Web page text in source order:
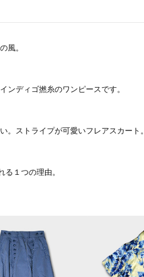
風。
ンディゴ撚糸のワンピースです。
。ストライプが可愛いフレアスカート。
１つの理由。